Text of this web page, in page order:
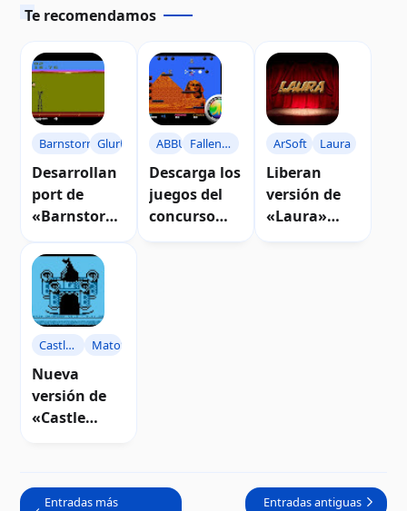
Te recomendamos
Barnstorming
Glurk
Desarrollan
port de
«Barnstormi
computador
as Atari 8-
bits
ABBUCFallen
Kingdom
Descarga los
juegos del
concurso
ArSoft Laura
Liberan
versión de
«Laura»
Castle
Defender
MatoSimi
Nueva
versión de
«Castle
bits
Entradas más
Entradas antiguas